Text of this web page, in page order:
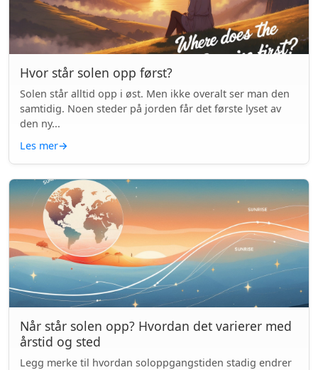
Hvor står solen opp først?
Solen står alltid opp i øst. Men ikke overalt ser man den
samtidig. Noen steder på jorden får det første lyset av
den ny...
Les mer→
Når står solen opp? Hvordan det varierer med
årstid og sted
Legg merke til hvordan soloppgangstiden stadig endrer